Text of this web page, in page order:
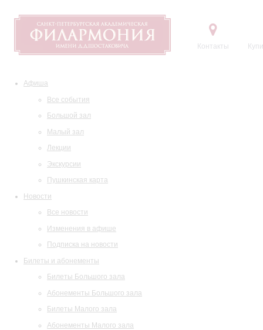
Контакты
Афиша
Все события
Большой зал
Малый зал
Лекции
Экскурсии
Пушкинская карта
Новости
Все новости
Изменения в афише
Подписка на новости
Билеты и абонементы
Билеты Большого зала
Абонементы Большого зала
Билеты Малого зала
Абонементы Малого зала